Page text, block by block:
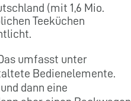
(mit 1,6 Mio.
Teeküchen
umfasst unter
Bedienelemente.
dann eine